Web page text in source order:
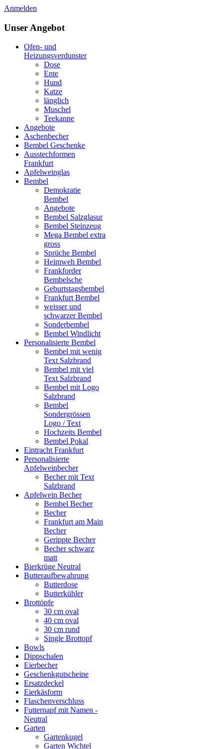
Anmelden
Unser Angebot
Ofen- und
Heizungsverdunster
Dose
Ente
Hund
Katze
länglich
Muschel
Teekanne
Angebote
Aschenbecher
Bembel Geschenke
Ausstechformen
Frankfurt
Apfelweinglas
Bembel
Demokratie
Bembel
Angebote
Bembel Salzglasur
Bembel Steinzeug
Mega Bembel extra
gross
Sprüche Bembel
Heimweh Bembel
Frankforder
Bembelsche
Geburtstagsbembel
Frankfurt Bembel
weisser und
schwarzer Bembel
Sonderbembel
Bembel Windlicht
Personalisierte Bembel
Bembel mit wenig
Text Salzbrand
Bembel mit viel
Text Salzbrand
Bembel mit Logo
Salzbrand
Bembel
Sondergrössen
Logo / Text
Hochzeits Bembel
Bembel Pokal
Eintracht Frankfurt
Personalisierte
Apfelweinbecher
Becher mit Text
Salzbrand
Apfelwein Becher
Bembel Becher
Becher
Frankfurt am Main
Becher
Gerippte Becher
Becher schwarz
matt
Bierkrüge Neutral
Butteraufbewahrung
Butterdose
Butterkühler
Brottöpfe
30 cm oval
40 cm oval
30 cm rund
Single Brottopf
Bowls
Dippschalen
Eierbecher
Geschenkgutscheine
Ersatzdeckel
Eierkäsform
Flaschenverschluss
Futternapf mit Namen -
Neutral
Garten
Gartenkugel
Garten Wichtel